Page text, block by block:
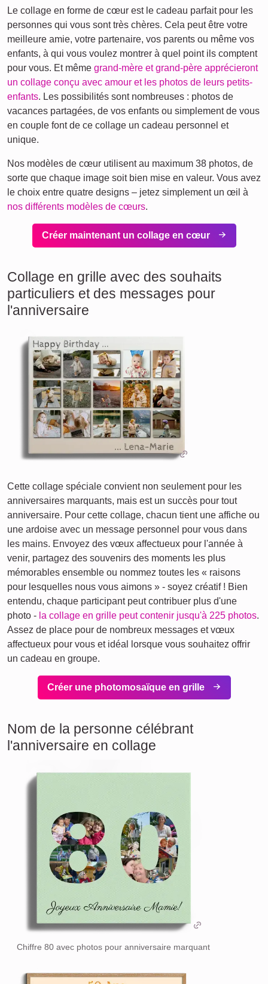
Le collage en forme de cœur est le cadeau parfait pour les
personnes qui vous sont très chères. Cela peut être votre
meilleure amie, votre partenaire, vos parents ou même vos
enfants, à qui vous voulez montrer à quel point ils comptent
pour vous. Et même grand-mère et grand-père apprécieront
un collage conçu avec amour et les photos de leurs petits-
enfants. Les possibilités sont nombreuses : photos de
vacances partagées, de vos enfants ou simplement de vous
en couple font de ce collage un cadeau personnel et
unique.
Nos modèles de cœur utilisent au maximum 38 photos, de
sorte que chaque image soit bien mise en valeur. Vous avez
le choix entre quatre designs – jetez simplement un œil à
nos différents modèles de cœurs.
Créer maintenant un collage en cœur
Collage en grille avec des souhaits
particuliers et des messages pour
l'anniversaire
Cette collage spéciale convient non seulement pour les
anniversaires marquants, mais est un succès pour tout
anniversaire. Pour cette collage, chacun tient une affiche ou
une ardoise avec un message personnel pour vous dans
les mains. Envoyez des vœux affectueux pour l'année à
venir, partagez des souvenirs des moments les plus
mémorables ensemble ou nommez toutes les « raisons
pour lesquelles nous vous aimons » - soyez créatif ! Bien
entendu, chaque participant peut contribuer plus d'une
photo - la collage en grille peut contenir jusqu'à 225 photos.
Assez de place pour de nombreux messages et vœux
affectueux pour vous et idéal lorsque vous souhaitez offrir
un cadeau en groupe.
Créer une photomosaïque en grille
Nom de la personne célébrant
l'anniversaire en collage
Chiffre 80 avec photos pour anniversaire marquant